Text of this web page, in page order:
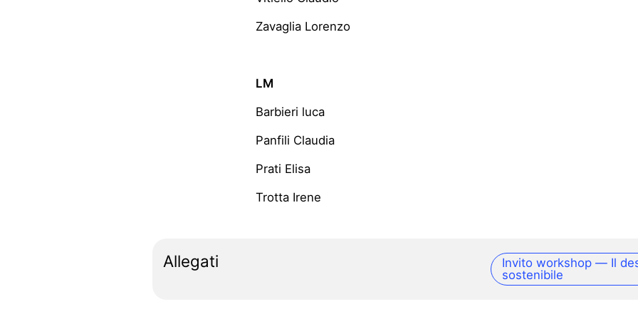
Zavaglia Lorenzo
LM
Barbieri luca
Panfili Claudia
Prati Elisa
Trotta Irene
Allegati
Invito workshop — Il
sostenibile